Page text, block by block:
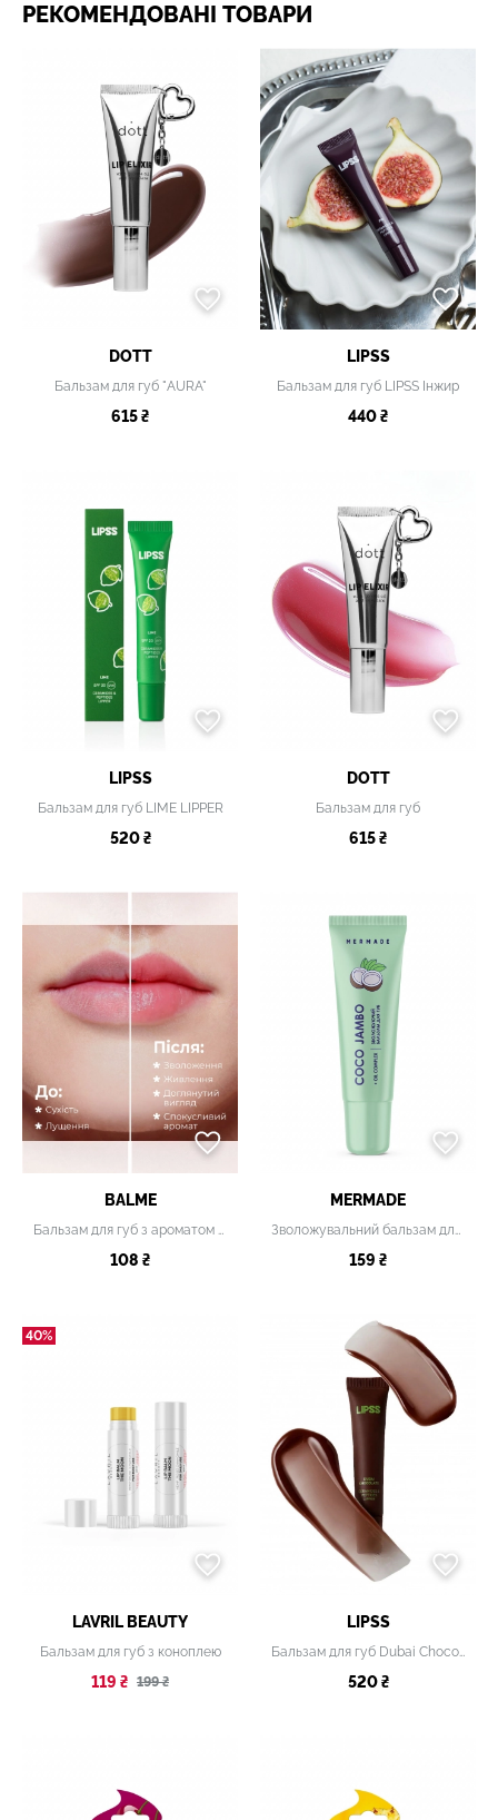
РЕКОМЕНДОВАНІ ТОВАРИ
DOTT
Бальзам для губ "AURA"
615 ₴
LIPSS
Бальзам для губ LIPSS Інжир
440 ₴
LIPSS
Бальзам для губ LIME LIPPER
520 ₴
DOTT
Бальзам для губ
615 ₴
BALME
Бальзам для губ з ароматом кавунового морозива
108 ₴
MERMADE
Зволожувальний бальзам для губ Coco Jambo
159 ₴
40%
LAVRIL BEAUTY
Бальзам для губ з коноплею
119 ₴ 199 ₴
LIPSS
Бальзам для губ Dubai Chocolate Lipper
520 ₴